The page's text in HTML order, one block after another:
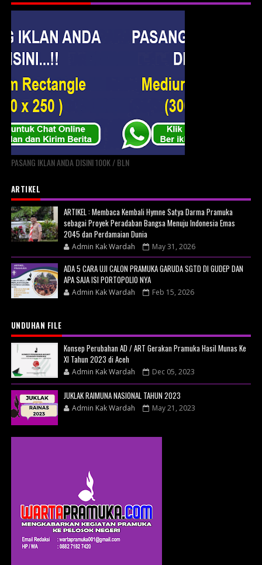
PASANG IKLAN ANDA DISINI 100K / BLN
ARTIKEL
ARTIKEL : Membaca Kembali Hymne Satya Darma Pramuka
sebagai Proyek Peradaban Bangsa Menuju Indonesia Emas
2045 dan Perdamaian Dunia
Admin Kak Wardah May 31, 2026
ADA 5 CARA UJI CALON PRAMUKA GARUDA SGTD DI GUDEP DAN
APA SAJA ISI PORTOPOLIO NYA
Admin Kak Wardah Feb 15, 2026
UNDUHAN FILE
Konsep Perubahan AD / ART Gerakan Pramuka Hasil Munas Ke
XI Tahun 2023 di Aceh
Admin Kak Wardah Dec 05, 2023
JUKLAK RAIMUNA NASIONAL TAHUN 2023
Admin Kak Wardah May 21, 2023